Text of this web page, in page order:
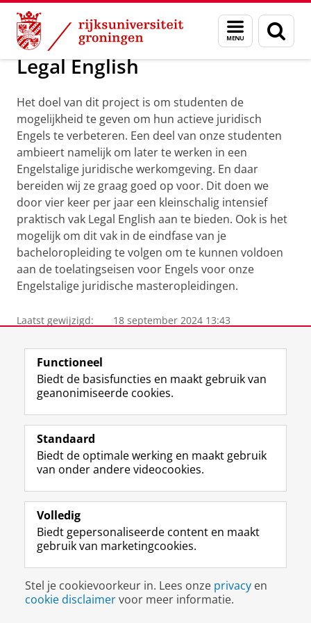
Skip
Content
Skip
Navigation
Menu
en
zoeken
Over ons Met recht in Groningen
Legal English
Het doel van dit project is om studenten de
mogelijkheid te geven om hun actieve juridisch
Engels te verbeteren. Een deel van onze studenten
ambieert namelijk om later te werken in een
Engelstalige juridische werkomgeving. En daar
bereiden wij ze graag goed op voor. Dit doen we
door vier keer per jaar een kleinschalig intensief
praktisch vak Legal English aan te bieden. Ook is het
mogelijk om dit vak in de eindfase van je
bacheloropleiding te volgen om te kunnen voldoen
aan de toelatingseisen voor Engels voor onze
Engelstalige juridische masteropleidingen.
Laatst gewijzigd: 18 september 2024 13:43
Volg de RUG
F
a
c
e
o
o
p
i
n
a
R
i
j
L
n
k
d
I
-
g
i
n
a
R
i
R
S
-
e
e
R
k
u
n
i
v
I
s
t
g
m
c
o
u
n
t
Y
u
T
b
k
a
l
R
i
j
Studiekiezers
Maatschappij/bedrijven
Over ons
Disclaimer & Copyright Privacy
Functioneel
Biedt de basisfuncties en maakt gebruik van
geanonimiseerde cookies.
Standaard
Biedt de optimale werking en maakt gebruik
van onder andere videocookies.
Volledig
Biedt gepersonaliseerde content en maakt
gebruik van marketingcookies.
Stel je cookievoorkeur in. Lees onze privacy en
cookie disclaimervoor meer informatie.